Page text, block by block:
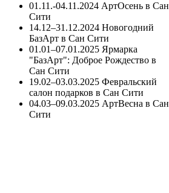
01.11.-04.11.2024 АртОсень в Сан
Сити
14.12–31.12.2024 Новогодний
БазАрт в Сан Сити
01.01–07.01.2025 Ярмарка
"БазАрт": Доброе Рождество в
Сан Сити
19.02–03.03.2025 Февральский
салон подарков в Сан Сити
04.03–09.03.2025 АртВесна в Сан
Сити